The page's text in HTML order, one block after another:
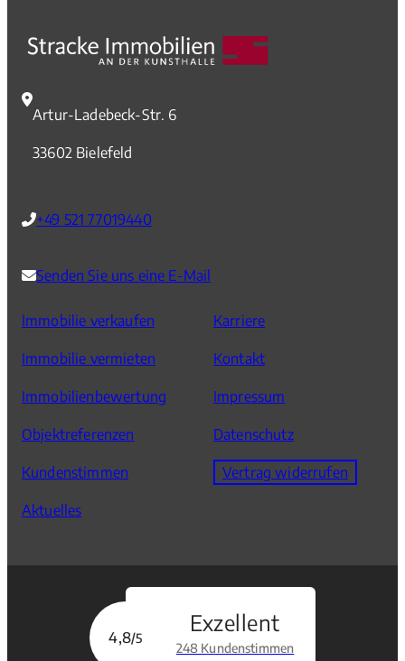
Artur-Ladebeck-Str. 6
33602 Bielefeld
+49 521 77019440
Senden Sie uns eine E-Mail
Immobilie verkaufen
Immobilie vermieten
Immobilienbewertung
Objektreferenzen
Kundenstimmen
Aktuelles
Karriere
Kontakt
Impressum
Datenschutz
Vertrag widerrufen
4,8/5
Exzellent
248 Kundenstimmen